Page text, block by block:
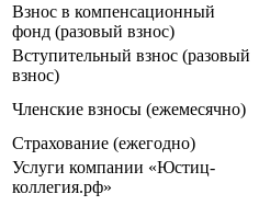
Взнос в компенсационный
фонд (разовый взнос)
Вступительный взнос (разовый
взнос)
Членские взносы (ежемесячно)
Страхование (ежегодно)
Услуги компании «Юстиц-
коллегия.рф»